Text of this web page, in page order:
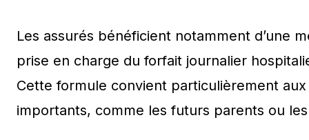
Les assurés bénéficient notamment d’une
prise en charge du forfait journalier
Cette formule convient particulièrement
importants, comme les futurs parents ou